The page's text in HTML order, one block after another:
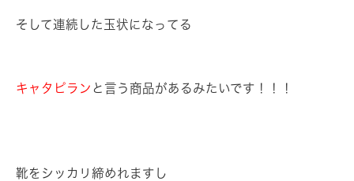
そして連続した玉状になってる
キャタピラン と言う商品があるみたいです！！！
靴をシッカリ締めれますし